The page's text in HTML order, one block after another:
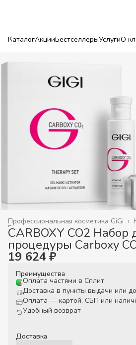
КаталогАкцииБестселлерыУслугиО
Профессиональная косметика GiGi ›
Главная ›
CARBOXY CO2 Набор
процедуры Carboxy
19 624 ₽
Преимущества
Оплата частями в Сплит
Доставка в пункты выдачи или
Оплата — картой, СБП или
Удобный возврат
Доставка